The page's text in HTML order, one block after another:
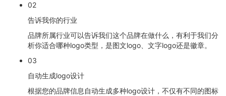
02
告诉我你的行业
品牌所属行业可以告诉我们这个品牌在做什么，有利于我们分
析你适合哪种logo类型，是图文logo、文字logo还是徽章。
03
自动生成logo设计
根据您的品牌信息自动生成多种logo设计，不仅有不同的图标